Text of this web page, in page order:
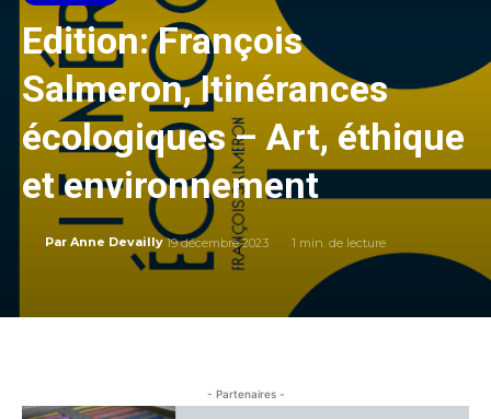
Edition: François
Salmeron, Itinérances
écologiques – Art, éthique
et environnement
Par Anne Devailly 19 décembre 2023 1 min. de lecture
- Partenaires -